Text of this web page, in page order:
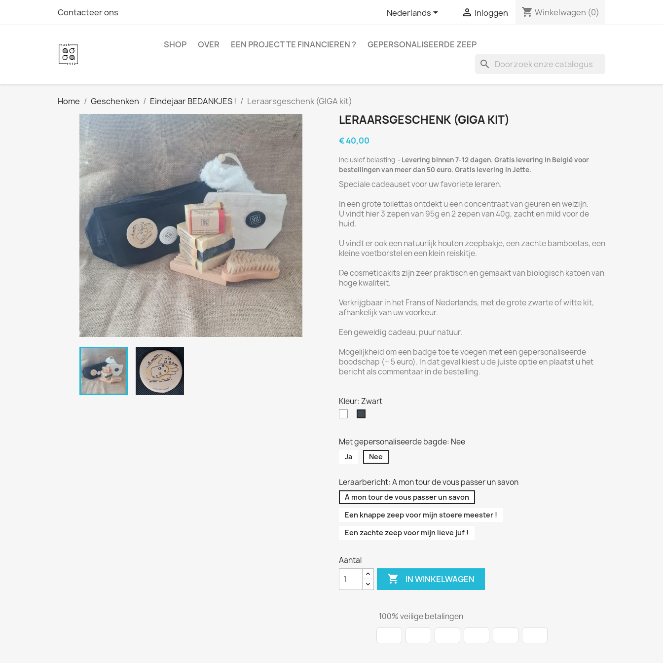
Contacteer ons Nederlands  Inloggen shopping_cart Winkelwagen (0)
SHOP OVER EEN PROJECT TE FINANCIEREN ? GEPERSONALISEERDE ZEEP
search
Home Geschenken Eindejaar BEDANKJES ! Leraarsgeschenk (GIGA kit)
LERAARSGESCHENK (GIGA KIT)
€ 40,00
Inclusief belasting
Levering binnen 7-12 dagen. Gratis levering in België voor
bestellingen van meer dan 50 euro. Gratis levering in Jette.
Speciale cadeauset voor uw favoriete leraren.
In een grote toilettas ontdekt u een concentraat van geuren en welzijn.
U vindt hier 3 zepen van 95g en 2 zepen van 40g, zacht en mild voor de
huid.
U vindt er ook een natuurlijk houten zeepbakje, een zachte bamboetas, een
kleine voetborstel en een klein reiskitje.
De cosmeticakits zijn zeer praktisch en gemaakt van biologisch katoen van
hoge kwaliteit.
Verkrijgbaar in het Frans of Nederlands, met de grote zwarte of witte kit,
afhankelijk van uw voorkeur.
Een geweldig cadeau, puur natuur.
Mogelijkheid om een badge toe te voegen met een gepersonaliseerde
boodschap (+ 5 euro). In dat geval kiest u de juiste optie en plaatst u het
bericht als commentaar in de bestelling.
Kleur: Zwart
Met gepersonaliseerde bagde: Nee
Ja Nee
Leraarbericht: A mon tour de vous passer un savon
A mon tour de vous passer un savon
Een knappe zeep voor mijn stoere meester !
Een zachte zeep voor mijn lieve juf !
Aantal
 IN WINKELWAGEN
100% veilige betalingen